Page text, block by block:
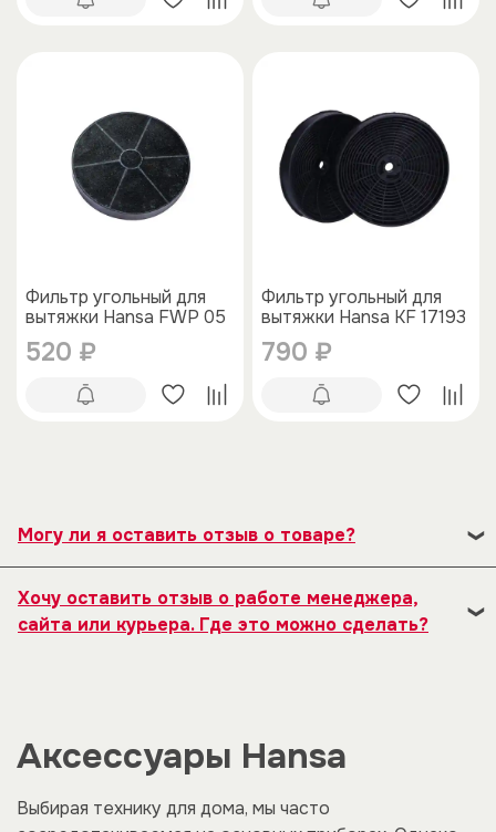
Фильтр угольный для
вытяжки Hansa FWP 05
520 ₽
Фильтр угольный для
вытяжки Hansa KF 17193
790 ₽
Могу ли я оставить отзыв о товаре?
специальное поле, где Вы можете оставить свой
отзыв. Также Вы можете присвоить товару от одной
Хочу оставить отзыв о работе менеджера,
сайта или курьера. Где это можно сделать?
Аксессуары Hansa
Выбирая технику для дома, мы часто